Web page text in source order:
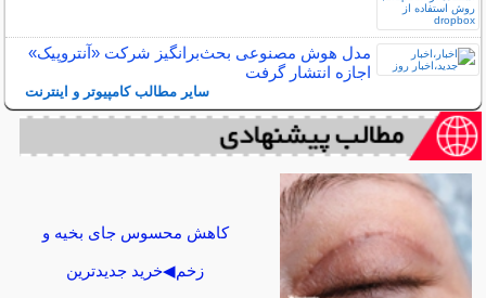
مدل هوش مصنوعی بحث‌برانگیز شرکت «آنتروپیک»
اجازه انتشار گرفت
سایر مطالب کامپیوتر و اینترنت
کاهش محسوس جای بخیه و
زخم◀خرید جدیدترین